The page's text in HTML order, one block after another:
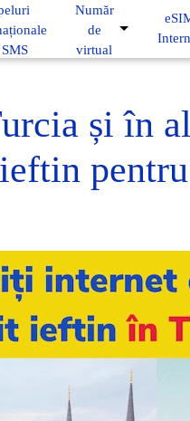
Număr
de
virtual
și în